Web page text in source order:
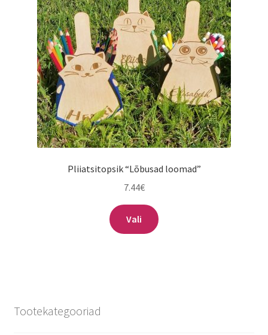
tootelehel.
Pliiatsitopsik “Lõbusad loomad”
7.44€
Vali
tootel
Tootekategooriad